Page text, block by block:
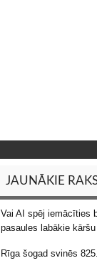
JAUNĀKIE
Vai AI spēj iemācīties
pasaules labākie
Rīga šogad svinēs